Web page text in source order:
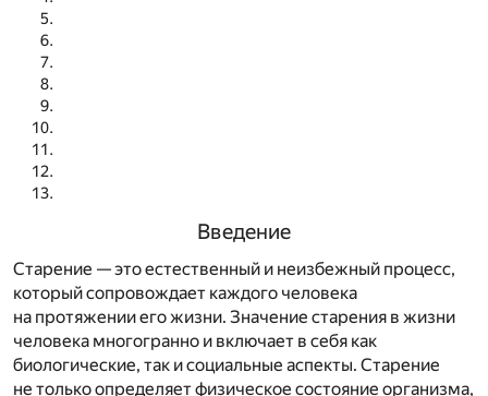
Введение
Старение — это естественный и неизбежный процесс,
который сопровождает каждого человека
на протяжении его жизни. Значение старения в жизни
человека многогранно и включает в себя как
биологические, так и социальные аспекты. Старение
не только определяет физическое состояние организма,